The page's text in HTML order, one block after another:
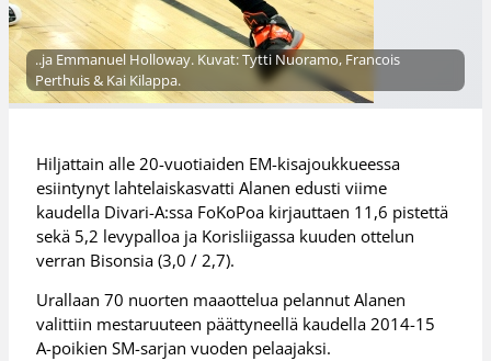
..ja Emmanuel Holloway. Kuvat: Tytti Nuoramo, Francois
Perthuis & Kai Kilappa.
Hiljattain alle 20-vuotiaiden EM-kisajoukkueessa
esiintynyt lahtelaiskasvatti Alanen edusti viime
kaudella Divari-A:ssa FoKoPoa kirjauttaen 11,6 pistettä
sekä 5,2 levypalloa ja Korisliigassa kuuden ottelun
verran Bisonsia (3,0 / 2,7).
Urallaan 70 nuorten maaottelua pelannut Alanen
valittiin mestaruuteen päättyneellä kaudella 2014-15
A-poikien SM-sarjan vuoden pelaajaksi.